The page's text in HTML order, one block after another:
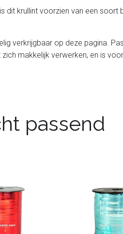
dit krullint voorzien van een soort
verkrijgbaar op deze pagina.
makkelijk verwerken, en is
passend